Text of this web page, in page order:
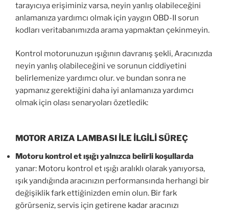
tarayıcıya erişiminiz varsa, neyin yanlış olabileceğini
anlamanıza yardımcı olmak için yaygın OBD-II sorun
kodları veritabanımızda arama yapmaktan çekinmeyin.
Kontrol motorunuzun ışığının davranış şekli, Aracınızda
neyin yanlış olabileceğini ve sorunun ciddiyetini
belirlemenize yardımcı olur. ve bundan sonra ne
yapmanız gerektiğini daha iyi anlamanıza yardımcı
olmak için olası senaryoları özetledik:
MOTOR ARIZA LAMBASI İLE İLGİLİ SÜREÇ
Motoru kontrol et ışığı yalnızca belirli koşullarda
yanar: Motoru kontrol et ışığı aralıklı olarak yanıyorsa,
ışık yandığında aracınızın performansında herhangi bir
değişiklik fark ettiğinizden emin olun. Bir fark
görürseniz, servis için getirene kadar aracınızı